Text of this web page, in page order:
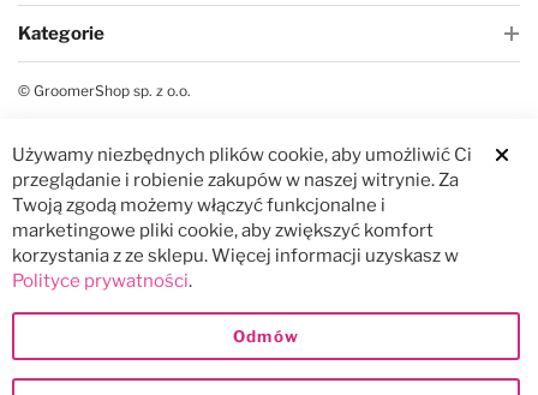
Kategorie
© GroomerShop sp. z o.o.
Używamy niezbędnych plików cookie, aby umożliwić Ci
przeglądanie i robienie zakupów w naszej witrynie. Za
Twoją zgodą możemy włączyć funkcjonalne i
marketingowe pliki cookie, aby zwiększyć komfort
korzystania z ze sklepu. Więcej informacji uzyskasz w
Polityce prywatności.
Odmów